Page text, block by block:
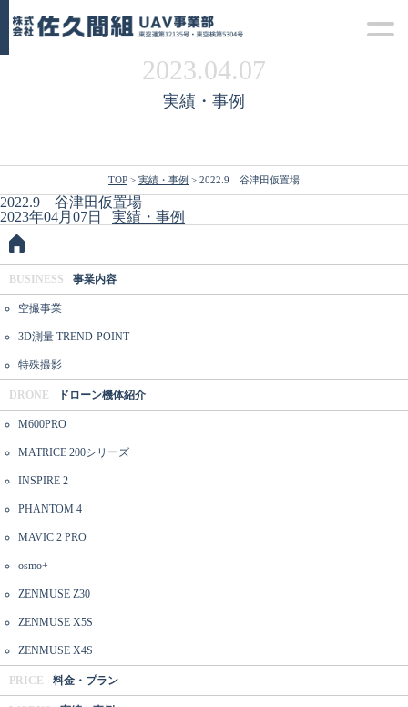
2023.04.07
実績・事例
TOP > 実績・事例 > 2022.9 谷津田仮置場
2022.9 谷津田仮置場
2023年04月07日 | 実績・事例
BUSINESS 事業内容
空撮事業
3D測量 TREND-POINT
特殊撮影
DRONE ドローン機体紹介
M600PRO
MATRICE 200シリーズ
INSPIRE 2
PHANTOM 4
MAVIC 2 PRO
osmo+
ZENMUSE Z30
ZENMUSE X5S
ZENMUSE X4S
PRICE 料金・プラン